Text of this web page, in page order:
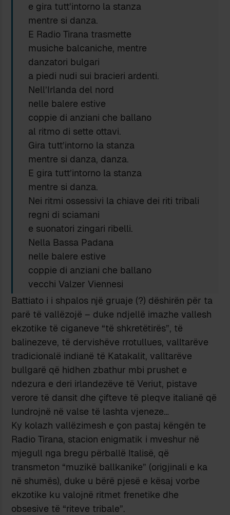
e gira tutt’intorno la stanza
mentre si danza.
E Radio Tirana trasmette
musiche balcaniche, mentre
danzatori bulgari
a piedi nudi sui bracieri ardenti.
Nell’Irlanda del nord
nelle balere estive
coppie di anziani che ballano
al ritmo di sette ottavi.
Gira tutt’intorno la stanza
mentre si danza, danza.
E gira tutt’intorno la stanza
mentre si danza.
Nei ritmi ossessivi la chiave dei riti tribali
regni di sciamani
e suonatori zingari ribelli.
Nella Bassa Padana
nelle balere estive
coppie di anziani che ballano
vecchi Valzer Viennesi
Battiato i i shpalos një gruaje (?) dëshirën për ta
parë të vallëzojë – duke ndjellë imazhe vallesh
ekzotike të ciganeve “të shkretëtirës”, të
balinezeve, të dervishëve rrotullues, valltarëve
tradicionalë indianë të Katakalit, valltarëve
bullgarë që hidhen zbathur mbi prushet e
ndezura e deri irlandezëve të Veriut, pistave
verore të dansit dhe çifteve të pleqve italianë që
lundrojnë në valse të lashta vjeneze…
Ky kolazh vallëzimesh e çon pastaj këngën te
Radio Tirana, stacion enigmatik i mveshur në
mjegull nga bregu përballë Italisë, që
transmeton “muzikë ballkanike” (origjinali e ka
në shumës), duke u bërë pjesë e kësaj vorbe
ekzotike ku valojnë ritmet frenetike dhe
obsesive të “riteve tribale”.